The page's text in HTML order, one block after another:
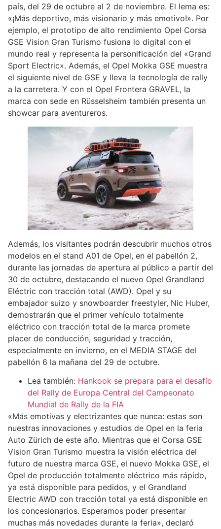
país, del 29 de octubre al 2 de noviembre. El lema es:
«¡Más deportivo, más visionario y más emotivo!». Por
ejemplo, el prototipo de alto rendimiento Opel Corsa
GSE Vision Gran Turismo fusiona lo digital con el
mundo real y representa la personificación del «Grand
Sport Electric». Además, el Opel Mokka GSE muestra
el siguiente nivel de GSE y lleva la tecnología de rally
a la carretera. Y con el Opel Frontera GRAVEL, la
marca con sede en Rüsselsheim también presenta un
showcar para aventureros.
Además, los visitantes podrán descubrir muchos otros
modelos en el stand A01 de Opel, en el pabellón 2,
durante las jornadas de apertura al público a partir del
30 de octubre, destacando el nuevo Opel Grandland
Eléctric con tracción total (AWD). Opel y su
embajador suizo y snowboarder freestyler, Nic Huber,
demostrarán que el primer vehículo totalmente
eléctrico con tracción total de la marca promete
placer de conducción, seguridad y tracción,
especialmente en invierno, en el MEDIA STAGE del
pabellón 6 la mañana del 29 de octubre.
Lea también: Hankook se prepara para el desafío
del Rally de Europa Central del Campeonato
Mundial de Rally de la FIA
«Más emotivas y electrizantes que nunca: estas son
nuestras innovaciones y estudios de Opel en la feria
Auto Zürich de este año. Mientras que el Corsa GSE
Vision Gran Turismo muestra la visión eléctrica del
futuro de nuestra marca GSE, el nuevo Mokka GSE, el
Opel de producción totalmente eléctrico más rápido,
ya está disponible para pedidos, y el Grandland
Electric AWD con tracción total ya está disponible en
los concesionarios. Esperamos poder presentar
muchas más novedades durante la feria», declaró